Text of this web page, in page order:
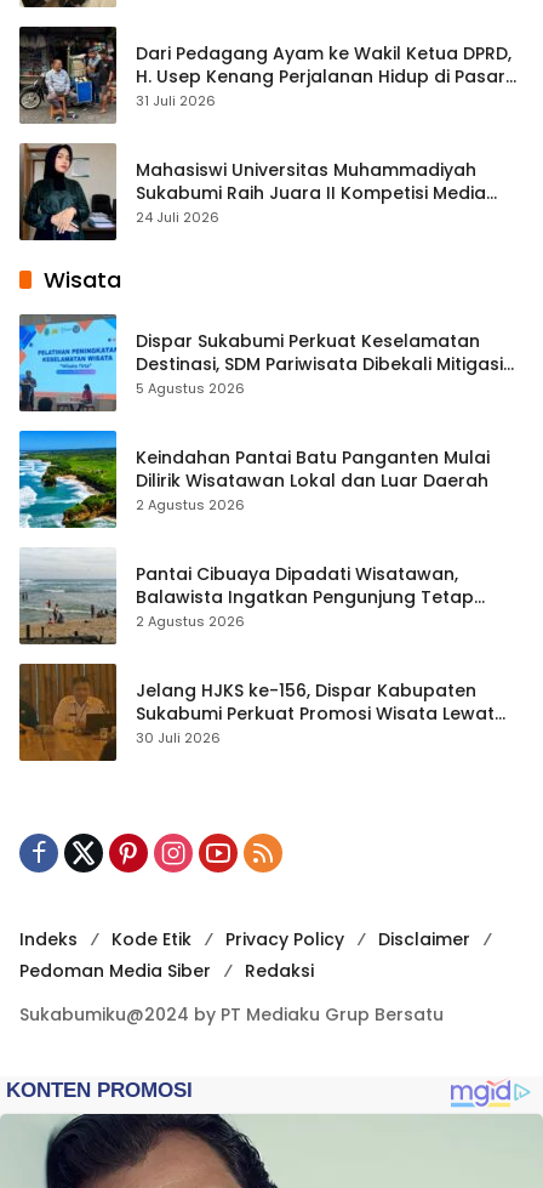
Dari Pedagang Ayam ke Wakil Ketua DPRD,
H. Usep Kenang Perjalanan Hidup di Pasar
Cisaat
31 Juli 2026
Mahasiswi Universitas Muhammadiyah
Sukabumi Raih Juara II Kompetisi Media
Pembelajaran Digital Tingkat Internasional
24 Juli 2026
Wisata
Dispar Sukabumi Perkuat Keselamatan
Destinasi, SDM Pariwisata Dibekali Mitigasi
hingga Teknik Evakuasi
5 Agustus 2026
Keindahan Pantai Batu Panganten Mulai
Dilirik Wisatawan Lokal dan Luar Daerah
2 Agustus 2026
Pantai Cibuaya Dipadati Wisatawan,
Balawista Ingatkan Pengunjung Tetap
Waspada
2 Agustus 2026
Jelang HJKS ke-156, Dispar Kabupaten
Sukabumi Perkuat Promosi Wisata Lewat
Publikasi Digital
30 Juli 2026
Indeks Kode Etik Privacy Policy
Disclaimer
Pedoman Media Siber
Redaksi
Sukabumiku@2024 by PT Mediaku Grup Bersatu